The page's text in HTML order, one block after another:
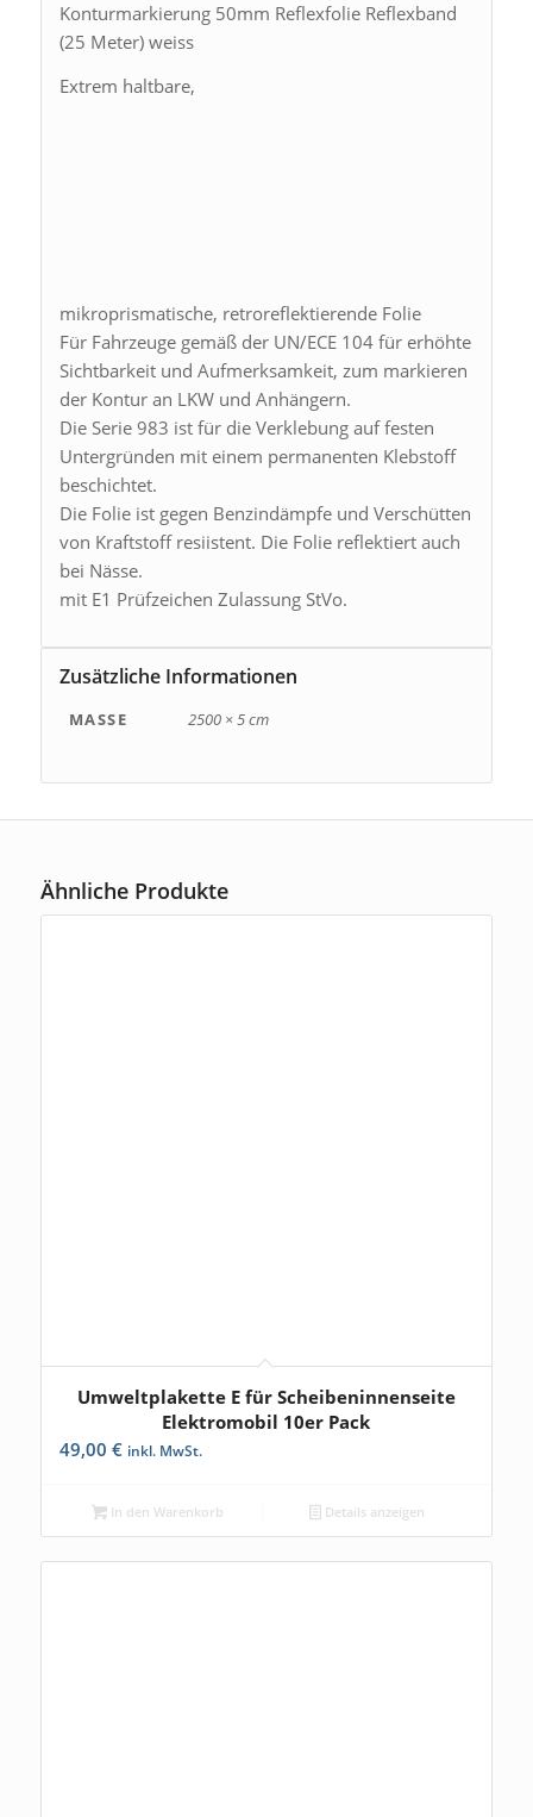
Konturmarkierung 50mm Reflexfolie Reflexband
(25 Meter) weiss
Extrem haltbare,
mikroprismatische, retroreflektierende Folie
Für Fahrzeuge gemäß der UN/ECE 104 für erhöhte
Sichtbarkeit und Aufmerksamkeit, zum markieren
der Kontur an LKW und Anhängern.
Die Serie 983 ist für die Verklebung auf festen
Untergründen mit einem permanenten Klebstoff
beschichtet.
Die Folie ist gegen Benzindämpfe und Verschütten
von Kraftstoff resiistent. Die Folie reflektiert auch
bei Nässe.
mit E1 Prüfzeichen Zulassung StVo.
Zusätzliche Informationen
MASSE 2500 × 5 cm
Ähnliche Produkte
Umweltplakette E für Scheibeninnenseite
Elektromobil 10er Pack
49,00 € inkl. MwSt.
In den Warenkorb Details anzeigen